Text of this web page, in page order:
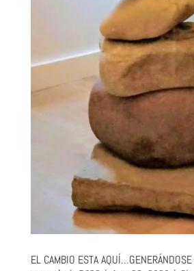
EL CAMBIO ESTA